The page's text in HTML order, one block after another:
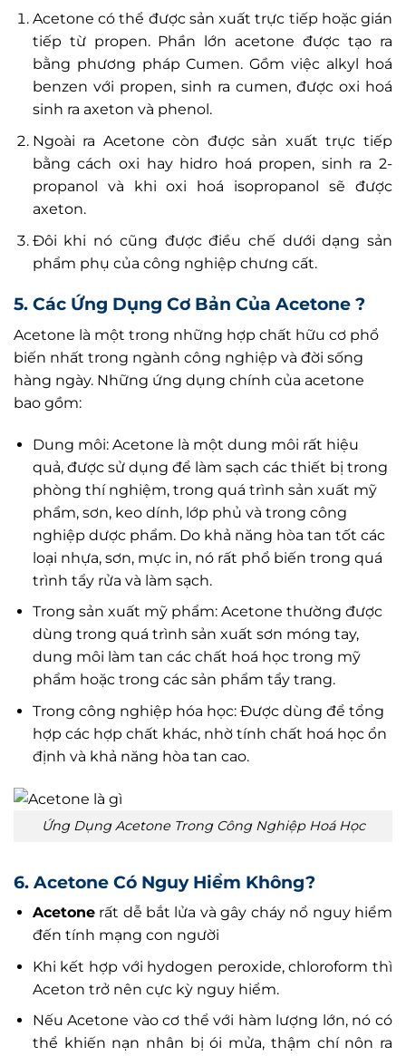
Acetone có thể được sản xuất trực tiếp hoặc gián
tiếp từ propen. Phần lớn acetone được tạo ra
bằng phương pháp Cumen. Gồm việc alkyl hoá
benzen với propen, sinh ra cumen, được oxi hoá
sinh ra axeton và phenol.
Ngoài ra Acetone còn được sản xuất trực tiếp
bằng cách oxi hay hidro hoá propen, sinh ra 2-
propanol và khi oxi hoá isopropanol sẽ được
axeton.
Đôi khi nó cũng được điều chế dưới dạng sản
phẩm phụ của công nghiệp chưng cất.
5. Các Ứng Dụng Cơ Bản Của Acetone ?
Acetone là một trong những hợp chất hữu cơ phổ
biến nhất trong ngành công nghiệp và đời sống
hàng ngày. Những ứng dụng chính của acetone
bao gồm:
Dung môi: Acetone là một dung môi rất hiệu
quả, được sử dụng để làm sạch các thiết bị trong
phòng thí nghiệm, trong quá trình sản xuất mỹ
phẩm, sơn, keo dính, lớp phủ và trong công
nghiệp dược phẩm. Do khả năng hòa tan tốt các
loại nhựa, sơn, mực in, nó rất phổ biến trong quá
trình tẩy rửa và làm sạch.
Trong sản xuất mỹ phẩm: Acetone thường được
dùng trong quá trình sản xuất sơn móng tay,
dung môi làm tan các chất hoá học trong mỹ
phẩm hoặc trong các sản phẩm tẩy trang.
Trong công nghiệp hóa học: Được dùng để tổng
hợp các hợp chất khác, nhờ tính chất hoá học ổn
định và khả năng hòa tan cao.
Ứng Dụng Acetone Trong Công Nghiệp Hoá Học
6. Acetone Có Nguy Hiểm Không?
Acetonerất dễ bắt lửa và gây cháy nổ nguy hiểm
đến tính mạng con người
Khi kết hợp với hydogen peroxide, chloroform thì
Aceton trở nên cực kỳ nguy hiểm.
Nếu Acetone vào cơ thể với hàm lượng lớn, nó có
thể khiến nạn nhân bị ói mửa, thậm chí nôn ra